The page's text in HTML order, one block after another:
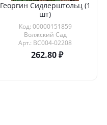
Георгин Сидлерштольц (1
шт)
Код: 00000151859
Волжский Сад
Арт.: ВС004-02208
262.80